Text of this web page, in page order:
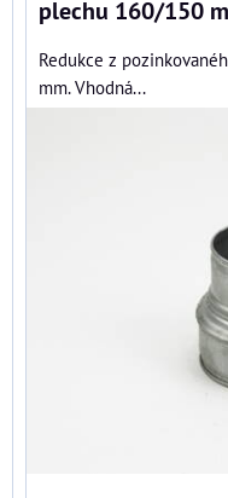
plechu 160/150
Redukce z
mm. Vhodná...